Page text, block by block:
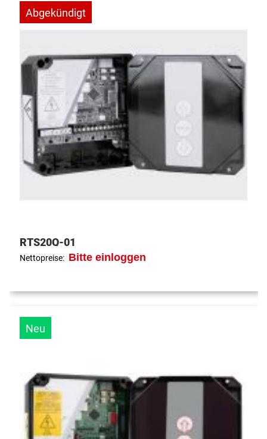
Abgekündigt
RTS20Q-01
Nettopreise: Bitte einloggen
Neu